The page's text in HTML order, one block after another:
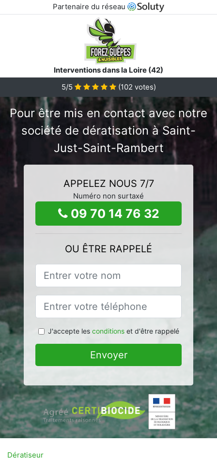
Partenaire du réseau
Interventions dans la Loire (42)
5/5
(102 votes)
Pour être mis en contact avec notre
société de dératisation à Saint-
Just-Saint-Rambert
APPELEZ NOUS 7/7
Numéro non surtaxé
09 70 14 76 32
OU ÊTRE RAPPELÉ
J'accepte les conditionset d'être rappelé
Envoyer
Dératiseur